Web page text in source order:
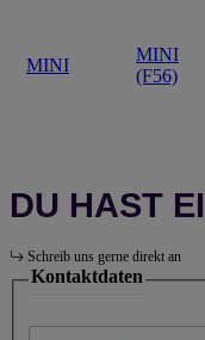
MINI
MINI
(F56)
DU HAST
Schreib uns gerne direkt an
Kontaktdaten